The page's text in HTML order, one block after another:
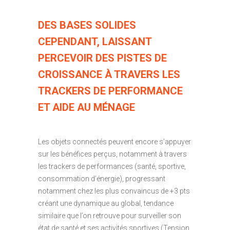
DES BASES SOLIDES
CEPENDANT, LAISSANT
PERCEVOIR DES PISTES DE
CROISSANCE À TRAVERS LES
TRACKERS DE PERFORMANCE
ET AIDE AU MÉNAGE
Les objets connectés peuvent encore s’appuyer
sur les bénéfices perçus, notamment à travers
les trackers de performances (santé, sportive,
consommation d’énergie), progressant
notamment chez les plus convaincus de +3 pts
créant une dynamique au global, tendance
similaire que l’on retrouve pour surveiller son
état de santé et ses activités sportives (Tension,